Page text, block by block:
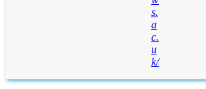
s.
a
c.
u
k/